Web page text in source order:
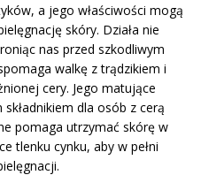
a jego właściwości mogą
skóry. Działa nie
nas przed szkodliwym
walkę z trądzikiem i
cery. Jego matujące
dla osób z cerą
pomaga utrzymać skórę w
tlenku cynku, aby w pełni